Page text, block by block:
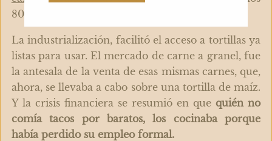
80-90.
La industrialización, facilitó el acceso a tortillas ya
listas para usar. El mercado de carne a granel, fue
la antesala de la venta de esas mismas carnes, que,
ahora, se llevaba a cabo sobre una tortilla de maíz.
Y la crisis financiera se resumió en que quién no
comía tacos por baratos, los cocinaba porque
había perdido su empleo formal.